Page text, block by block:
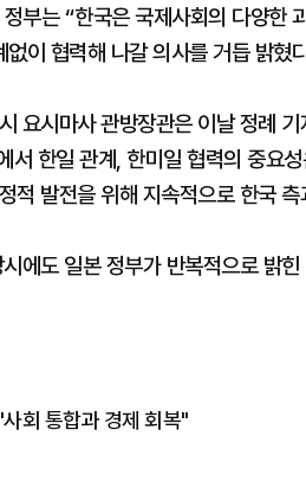
부는 “한국은 국제사회의 다양한
이 협력해 나갈 의사를 거듭 밝혔
요시마사 관방장관은 이날 정례
서 한일 관계, 한미일 협력의 중요
적 발전을 위해 지속적으로 한국
에도 일본 정부가 반복적으로 밝
회 통합과 경제 회복"